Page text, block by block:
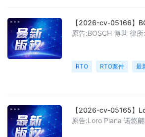
【2026-cv-05166】
原告:BOSCH 博世 律所
RTO RTO案件 最
【2026-cv-05165】
原告:Loro Piana 诺悠